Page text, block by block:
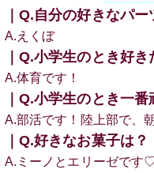
｜Q.自分の好きなパー
A.えくぼ
｜Q.小学生のとき好
A.体育です！
｜Q.小学生のとき一
A.部活です！陸上部で、
｜Q.好きなお菓子は？
A.ミーノとエリーゼです